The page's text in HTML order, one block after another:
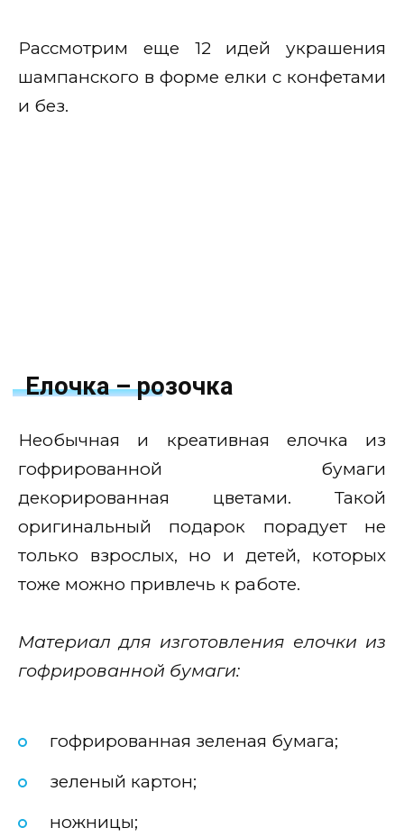
Рассмотрим еще 12 идей украшения
шампанского в форме елки с конфетами
и без.
Елочка – розочка
Необычная и креативная елочка из
гофрированной бумаги
декорированная цветами. Такой
оригинальный подарок порадует не
только взрослых, но и детей, которых
тоже можно привлечь к работе.
Материал для изготовления елочки из
гофрированной бумаги:
гофрированная зеленая бумага;
зеленый картон;
ножницы;